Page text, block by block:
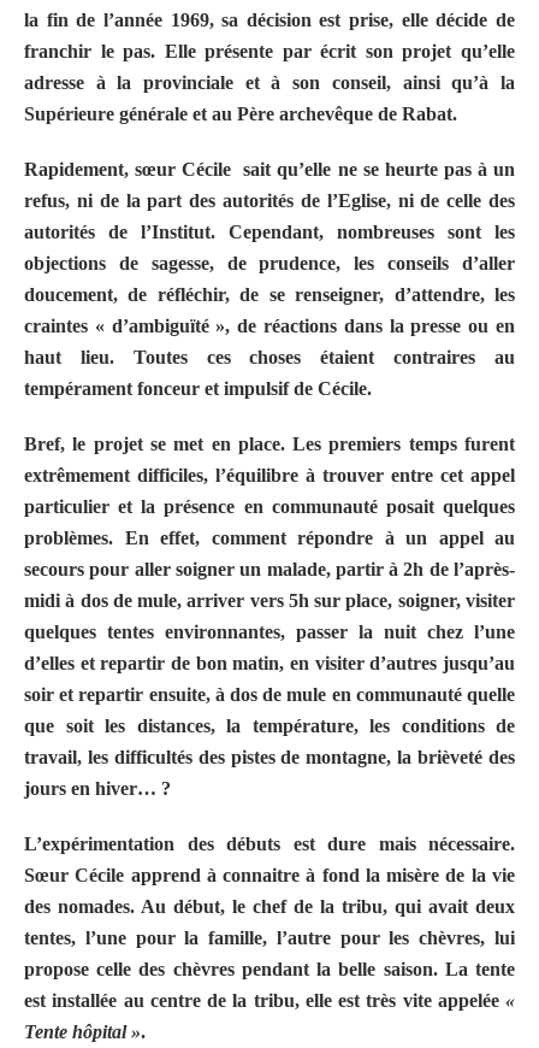
la fin de l’année 1969, sa décision est prise, elle décide de
franchir le pas. Elle présente par écrit son projet qu’elle
adresse à la provinciale et à son conseil, ainsi qu’à la
Supérieure générale et au Père archevêque de Rabat.
Rapidement, sœur Cécile sait qu’elle ne se heurte pas à un
refus, ni de la part des autorités de l’Eglise, ni de celle des
autorités de l’Institut. Cependant, nombreuses sont les
objections de sagesse, de prudence, les conseils d’aller
doucement, de réfléchir, de se renseigner, d’attendre, les
craintes « d’ambiguïté », de réactions dans la presse ou en
haut lieu. Toutes ces choses étaient contraires au
tempérament fonceur et impulsif de Cécile.
Bref, le projet se met en place. Les premiers temps furent
extrêmement difficiles, l’équilibre à trouver entre cet appel
particulier et la présence en communauté posait quelques
problèmes. En effet, comment répondre à un appel au
secours pour aller soigner un malade, partir à 2h de l’après-
midi à dos de mule, arriver vers 5h sur place, soigner, visiter
quelques tentes environnantes, passer la nuit chez l’une
d’elles et repartir de bon matin, en visiter d’autres jusqu’au
soir et repartir ensuite, à dos de mule en communauté quelle
que soit les distances, la température, les conditions de
travail, les difficultés des pistes de montagne, la brièveté des
jours en hiver… ?
L’expérimentation des débuts est dure mais nécessaire.
Sœur Cécile apprend à connaitre à fond la misère de la vie
des nomades. Au début, le chef de la tribu, qui avait deux
tentes, l’une pour la famille, l’autre pour les chèvres, lui
propose celle des chèvres pendant la belle saison. La tente
est installée au centre de la tribu, elle est très vite appelée «
Tente hôpital ».